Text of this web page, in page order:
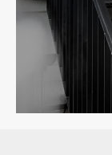
2026-08-02
工厂短视频拍